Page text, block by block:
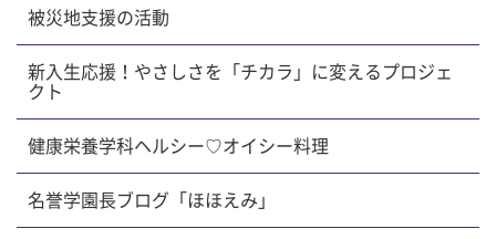
被災地支援の活動
新入生応援！やさしさを「チカラ」に変えるプロジェ
クト
健康栄養学科ヘルシー♡オイシー料理
名誉学園長ブログ「ほほえみ」